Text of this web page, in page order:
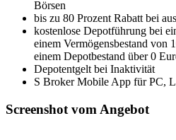
Börsen
bis zu 80 Prozent Rabatt bei
kostenlose Depotführung bei
einem Vermögensbestand von
einem Depotbestand über 0
Depotentgelt bei Inaktivität
S Broker Mobile App für PC,
Screenshot vom Angebot